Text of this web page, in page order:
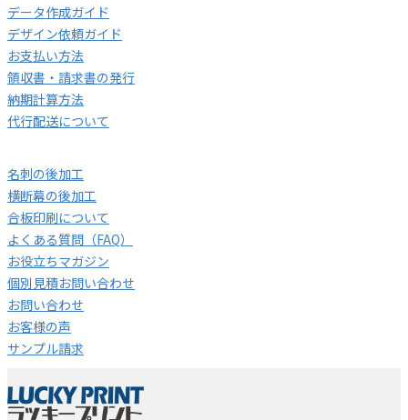
データ作成ガイド
デザイン依頼ガイド
お支払い方法
領収書・請求書の発行
納期計算方法
代行配送について
名刺の後加工
横断幕の後加工
合板印刷について
よくある質問（FAQ）
お役立ちマガジン
個別見積お問い合わせ
お問い合わせ
お客様の声
サンプル請求